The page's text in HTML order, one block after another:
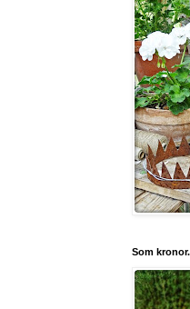
Som